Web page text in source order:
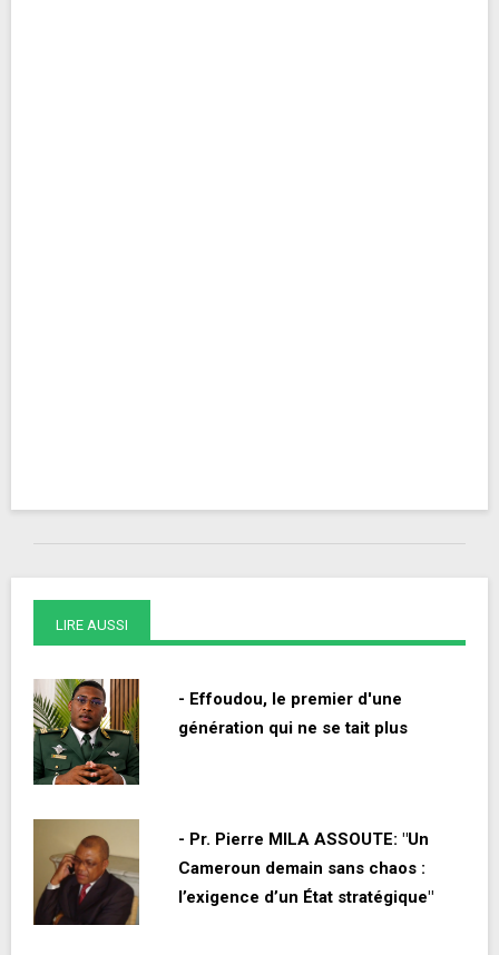
LIRE AUSSI
- Effoudou, le premier d'une
génération qui ne se tait plus
- Pr. Pierre MILA ASSOUTE: "Un
Cameroun demain sans chaos :
l’exigence d’un État stratégique"